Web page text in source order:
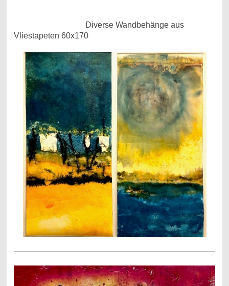
Diverse Wandbehänge aus
Vliestapeten 60x170